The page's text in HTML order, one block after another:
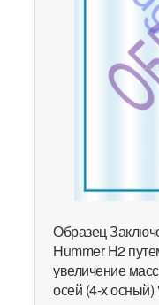
Образец
Hummer H2
увеличение
осей (4-х